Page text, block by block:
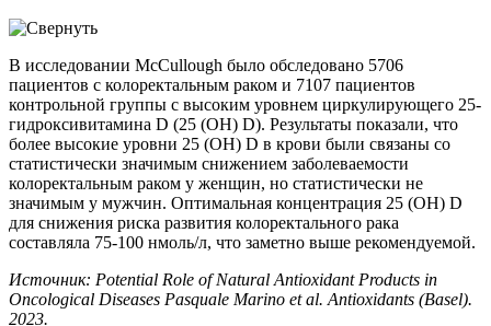
В исследовании McCullough было обследовано 5706
пациентов с колоректальным раком и 7107 пациентов
контрольной группы с высоким уровнем циркулирующего 25-
гидроксивитамина D (25 (OH) D). Результаты показали, что
более высокие уровни 25 (OH) D в крови были связаны со
статистически значимым снижением заболеваемости
колоректальным раком у женщин, но статистически не
значимым у мужчин. Оптимальная концентрация 25 (OH) D
для снижения риска развития колоректального рака
составляла 75-100 нмоль/л, что заметно выше рекомендуемой.
Источник: Potential Role of Natural Antioxidant Products in
Oncological Diseases Pasquale Marino et al. Antioxidants (Basel).
2023.